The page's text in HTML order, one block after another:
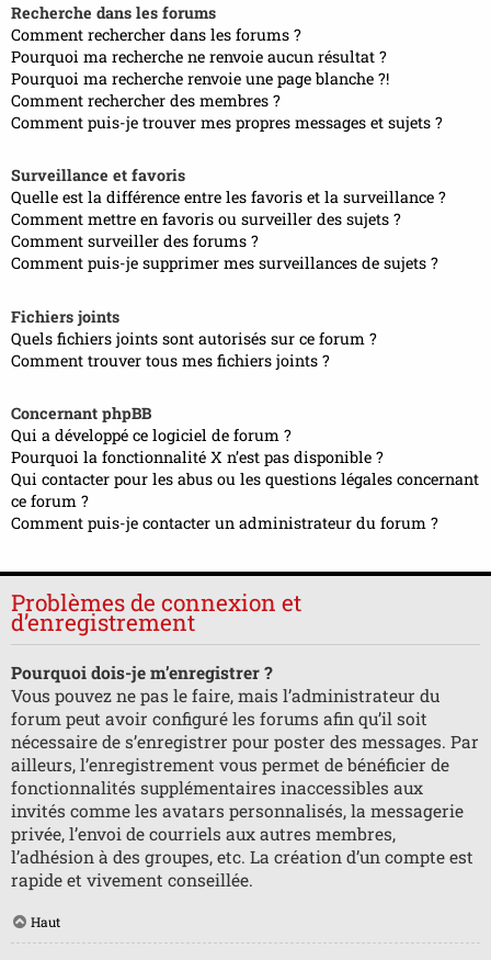
Recherche dans les forums
Comment rechercher dans les forums ?
Pourquoi ma recherche ne renvoie aucun résultat ?
Pourquoi ma recherche renvoie une page blanche ?!
Comment rechercher des membres ?
Comment puis-je trouver mes propres messages et sujets ?
Surveillance et favoris
Quelle est la différence entre les favoris et la surveillance ?
Comment mettre en favoris ou surveiller des sujets ?
Comment surveiller des forums ?
Comment puis-je supprimer mes surveillances de sujets ?
Fichiers joints
Quels fichiers joints sont autorisés sur ce forum ?
Comment trouver tous mes fichiers joints ?
Concernant phpBB
Qui a développé ce logiciel de forum ?
Pourquoi la fonctionnalité X n’est pas disponible ?
Qui contacter pour les abus ou les questions légales concernant
ce forum ?
Comment puis-je contacter un administrateur du forum ?
Problèmes de connexion et
d’enregistrement
Pourquoi dois-je m’enregistrer ?
Vous pouvez ne pas le faire, mais l’administrateur du
forum peut avoir configuré les forums afin qu’il soit
nécessaire de s’enregistrer pour poster des messages. Par
ailleurs, l’enregistrement vous permet de bénéficier de
fonctionnalités supplémentaires inaccessibles aux
invités comme les avatars personnalisés, la messagerie
privée, l’envoi de courriels aux autres membres,
l’adhésion à des groupes, etc. La création d’un compte est
rapide et vivement conseillée.
Haut